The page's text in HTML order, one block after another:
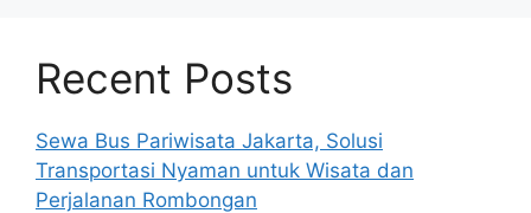
Recent Posts
Sewa Bus Pariwisata Jakarta, Solusi
Transportasi Nyaman untuk Wisata dan
Perjalanan Rombongan